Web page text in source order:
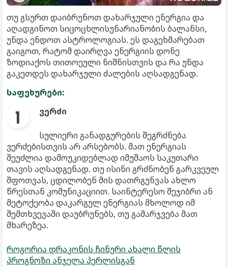
თუ გსურთ დაიბრუნოთ დახარჯული ენერგია და
აღადგინოთ სიცოცხლისუნარიანობის ბალანსი,
უნდა ენდოთ ასტროლოგიას. ეს დაგეხმარებათ
გაიგოთ, რატომ დაირღვა ენერგიის დონე
ზოდიაქოს თითოეული ნიშნისთვის და რა უნდა
გაკეთდეს დახარჯული ძალების აღსადგენად.
საფეხურები:
ვერძი
სულიერი განადგურების შეგრძნება
ვერძებისთვის არ არსებობს. მათ ენერგიას
შეუძლია დამოუკიდებლად იმუშაოს საკუთარი
თავის აღსადგენად. თუ ისინი გრძნობენ გარკვეულ
შფოთვას, ცდილობენ მის დათრგუნვას ახლო
წრესთან კომუნიკაციით. საინტერესო შეჯიბრი ან
მეტოქეობა დაკარგულ ენერგიას მხოლოდ იმ
შემთხვევაში დაუბრუნებს, თუ გამარჯვება მათ
მხარეზეა.
როგორია დრაკონის ჩინური ახალი წლის
პროგნოზი ანჯელა პერლისგან